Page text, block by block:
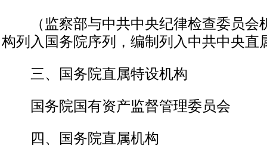
（监察部与中共中央纪律检查委员会
构列入国务院序列，编制列入中共中央直
三、国务院直属特设机构
国务院国有资产监督管理委员会
四、国务院直属机构